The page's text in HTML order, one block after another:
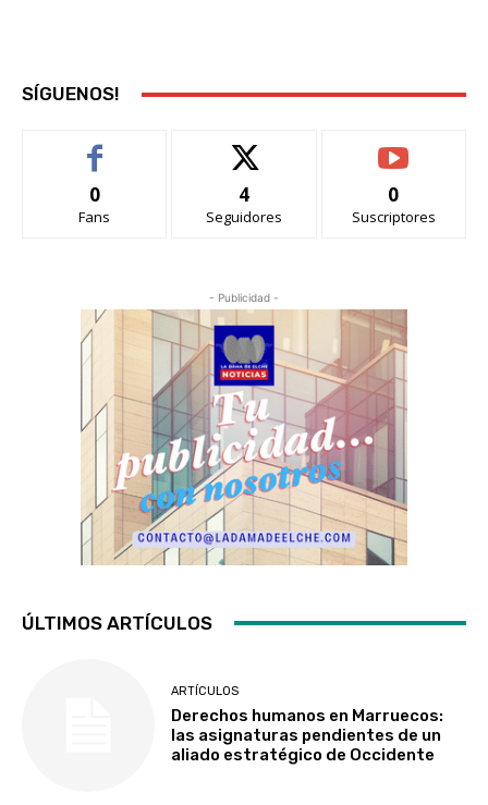
SÍGUENOS!
0
Fans
4
Seguidores
0
Suscriptores
- Publicidad -
ÚLTIMOS ARTÍCULOS
ARTÍCULOS
Derechos humanos en Marruecos:
las asignaturas pendientes de un
aliado estratégico de Occidente